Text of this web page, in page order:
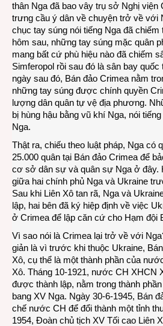
thân Nga đã bao vây trụ sở Nghị viện
trưng cầu ý dân về chuyện trở về với
chục tay súng nói tiếng Nga đã
hôm sau, những tay súng mặc quân
mang bất cứ phù hiệu nào đã chiếm
Simferopol rồi sau đó là sân bay
ngày sau đó, Bán đảo Crimea nằm
những tay súng được chính quyền
lượng dân quân tự vệ địa phương.
bị hùng hậu bằng vũ khí Nga, nói
Nga.
Thật ra, chiếu theo luật pháp, Nga có
25.000 quân tại Bán đảo Crimea để
cơ sở dân sự và quân sự Nga ở đây.
giữa hai chính phủ Nga và Ukraine
Sau khi Liên Xô tan rã, Nga và
lập, hai bên đã ký hiệp định về việc
ở Crimea để lập căn cứ cho Hạm đội
Vì sao nói là Crimea lại trở về với
giản là vì trước khi thuộc Ukraine,
Xô, cụ thể là một thành phần của
Xô. Tháng 10-1921, nước CH XHCN
được thành lập, nằm trong thành
bang XV Nga. Ngày 30-6-1945, Bán
chế nước CH để đổi thành một tỉnh
1954, Đoàn chủ tịch XV Tối cao Liên